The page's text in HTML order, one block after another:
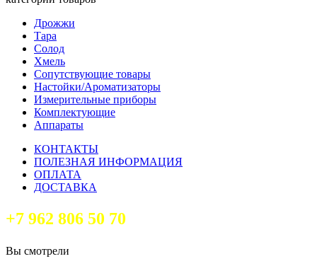
Дрожжи
Тара
Солод
Хмель
Сопутствующие товары
Настойки/Ароматизаторы
Измерительные приборы
Комплектующие
Аппараты
КОНТАКТЫ
ПОЛЕЗНАЯ ИНФОРМАЦИЯ
ОПЛАТА
ДОСТАВКА
+7 962 806 50 70
Вы смотрели